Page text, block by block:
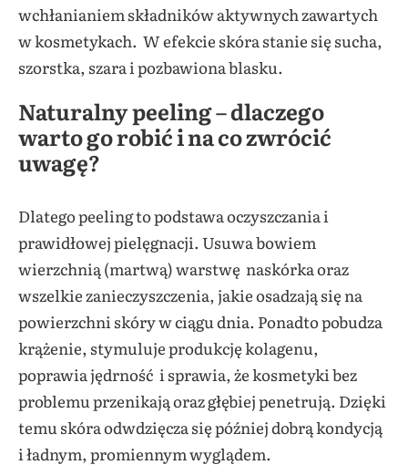
wchłanianiem składników aktywnych zawartych
w kosmetykach. W efekcie skóra stanie się sucha,
szorstka, szara i pozbawiona blasku.
Naturalny peeling – dlaczego
warto go robić i na co zwrócić
uwagę?
Dlatego peeling to podstawa oczyszczania i
prawidłowej pielęgnacji. Usuwa bowiem
wierzchnią (martwą) warstwę naskórka oraz
wszelkie zanieczyszczenia, jakie osadzają się na
powierzchni skóry w ciągu dnia. Ponadto pobudza
krążenie, stymuluje produkcję kolagenu,
poprawia jędrność i sprawia, że kosmetyki bez
problemu przenikają oraz głębiej penetrują. Dzięki
temu skóra odwdzięcza się później dobrą kondycją
i ładnym, promiennym wyglądem.